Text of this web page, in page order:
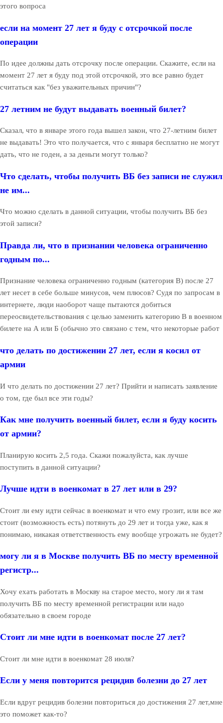
этого вопроса
если на момент 27 лет я буду с отсрочкой после
операции
По идее должны дать отсрочку после операции. Скажите, если на
момент 27 лет я буду под этой отсрочкой, это все равно будет
считаться как "без уважительных причин"?
27 летним не будут выдавать военный билет?
Сказал, что в январе этого года вышел закон, что 27-летним билет
не выдавать! Это что получается, что с января бесплатно не могут
дать, что не годен, а за деньги могут только?
Что сделать, чтобы получить ВБ без записи не служил
не им...
Что можно сделать в данной ситуации, чтобы получить ВБ без
этой записи?
Правда ли, что в признании человека ограниченно
годным по...
Признание человека ограниченно годным (категория В) после 27
лет несет в себе больше минусов, чем плюсов? Судя по запросам в
интернете, люди наоборот чаще пытаются добиться
переосвидетельствования с целью заменить категорию В в военном
билете на А или Б (обычно это связано с тем, что некоторые работ
что делать по достижении 27 лет, если я косил от
армии
И что делать по достижении 27 лет? Прийти и написать заявление
о том, где был все эти годы?
Как мне получить военный билет, если я буду косить
от армии?
Планирую косить 2,5 года. Скажи пожалуйста, как лучше
поступить в данной ситуации?
Лучше идти в военкомат в 27 лет или в 29?
Стоит ли ему идти сейчас в военкомат и что ему грозит, или все же
стоит (возможность есть) потянуть до 29 лет и тогда уже, как я
понимаю, никакая ответственность ему вообще угрожать не будет?
могу ли я в Москве получить ВБ по месту временной
регистр...
Хочу ехать работать в Москву на старое место, могу ли я там
получить ВБ по месту временной регистрации или надо
обязательно в своем городе
Стоит ли мне идти в военкомат после 27 лет?
Стоит ли мне идти в военкомат 28 июля?
Если у меня повторится рецидив болезни до 27 лет
Если вдруг рецидив болезни повториться до достижения 27 лет,мне
это поможет как-то?